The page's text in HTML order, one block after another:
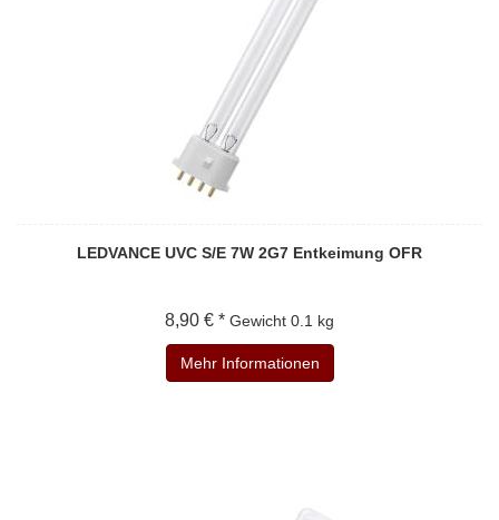
LEDVANCE UVC S/E 7W 2G7 Entkeimung OFR
8,90 € * Gewicht 0.1 kg
Mehr Informationen